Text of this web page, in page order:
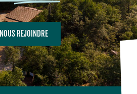
NOUS REJOINDRE